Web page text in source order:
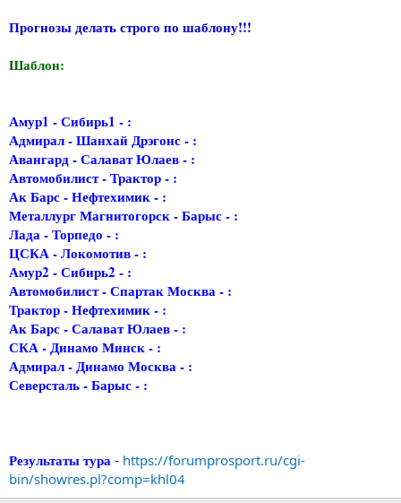
Прогнозы делать строго по шаблону!!!
Шаблон:
Амур1 - Сибирь1 - :
Адмирал - Шанхай Дрэгонс - :
Авангард - Салават Юлаев - :
Автомобилист - Трактор - :
Ак Барс - Нефтехимик - :
Металлург Магнитогорск - Барыс - :
Лада - Торпедо - :
ЦСКА - Локомотив - :
Амур2 - Сибирь2 - :
Автомобилист - Спартак Москва - :
Трактор - Нефтехимик - :
Ак Барс - Салават Юлаев - :
СКА - Динамо Минск - :
Адмирал - Динамо Москва - :
Северсталь - Барыс - :
Результаты тура - https://forumprosport.ru/cgi-
bin/showres.pl?comp=khl04